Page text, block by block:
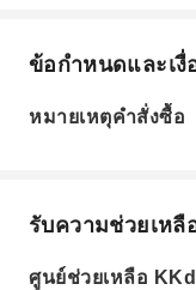
ข้อกำหนดและเงื่
หมายเหตุคำสั่งซื้อ
รับความช่วยเหลื
ศูนย์ช่วยเหลือ